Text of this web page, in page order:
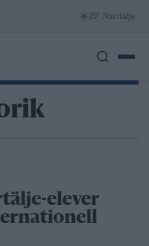
☀️ 19° Norrtälje
elever